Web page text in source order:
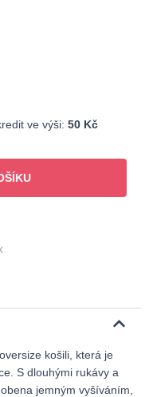
ve výši: 50 Kč
košili, která je
S dlouhými rukávy a
jemným vyšíváním,